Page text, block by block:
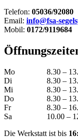
Telefon: 05036/92080
Email: info@fsa-
Mobil: 0172/9119684
Mo
8.30 –
Di
8.30 –
Mi
8.30 –
Do
8.30 –
Fr
8.30 –
Sa
10.00 –
Die Werkstatt ist bis